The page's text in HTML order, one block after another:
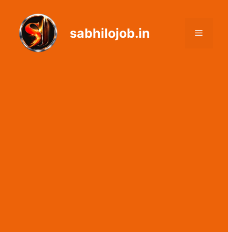
content
sabhilojob.in Menu